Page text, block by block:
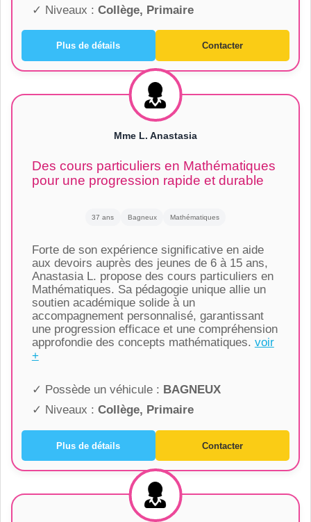
✓ Niveaux : Collège, Primaire
Plus de détails Contacter
Mme L. Anastasia
Des cours particuliers en Mathématiques
pour une progression rapide et durable
37 ans Bagneux Mathématiques
Forte de son expérience significative en aide
aux devoirs auprès des jeunes de 6 à 15 ans,
Anastasia L. propose des cours particuliers en
Mathématiques. Sa pédagogie unique allie un
soutien académique solide à un
accompagnement personnalisé, garantissant
une progression efficace et une compréhension
approfondie des concepts mathématiques. voir
+
✓ Possède un véhicule : BAGNEUX
✓ Niveaux : Collège, Primaire
Plus de détails Contacter